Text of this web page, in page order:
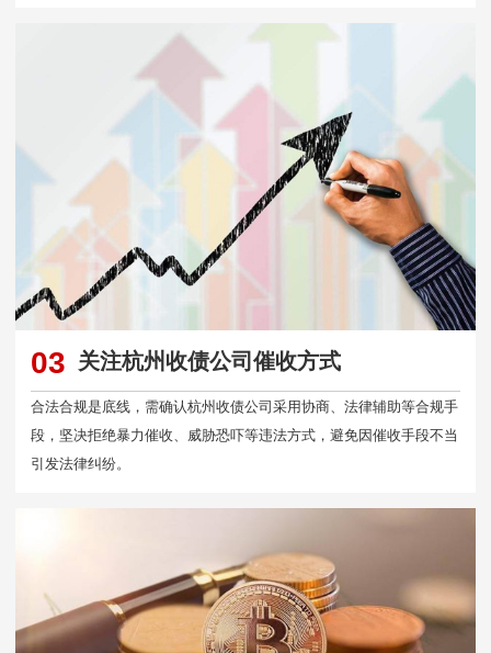
03 关注杭州收债公司催收方式
合法合规是底线，需确认杭州收债公司采用协商、法律辅助等合规手
段，坚决拒绝暴力催收、威胁恐吓等违法方式，避免因催收手段不当
引发法律纠纷。